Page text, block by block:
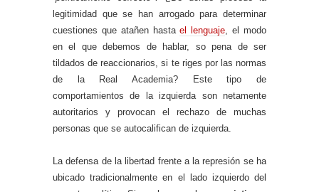
legitimidad que se han arrogado para determinar
cuestiones que atañen hastael lenguaje, el modo
en el que debemos de hablar, so pena de ser
tildados de reaccionarios, si te riges por las normas
de la Real Academia? Este tipo de
comportamientos de la izquierda son netamente
autoritarios y provocan el rechazo de muchas
personas que se autocalifican de izquierda.
La defensa de la libertad frente a la represión se ha
ubicado tradicionalmente en el lado izquierdo del